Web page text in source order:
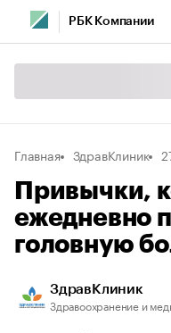
РБК Компании
Главная ЗдравКлиник
Привычки,
ежедневно
головную
ЗдравКлиник
Здравоохранение и